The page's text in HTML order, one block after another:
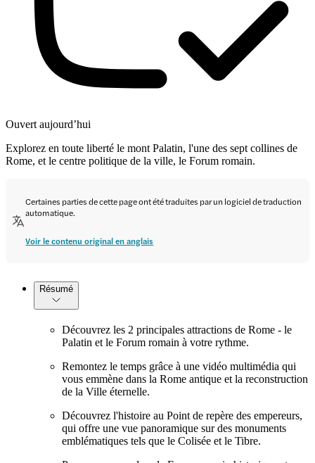
Ouvert aujourd’hui
Explorez en toute liberté le mont Palatin, l'une des sept collines de
Rome, et le centre politique de la ville, le Forum romain.
Certaines parties de cette page ont été traduites par un logiciel de traduction
automatique.
Voir le contenu original en anglais
Résumé
Découvrez les 2 principales attractions de Rome - le
Palatin et le Forum romain à votre rythme.
Remontez le temps grâce à une vidéo multimédia qui
vous emmène dans la Rome antique et la reconstruction
de la Ville éternelle.
Découvrez l'histoire au Point de repère des empereurs,
qui offre une vue panoramique sur des monuments
emblématiques tels que le Colisée et le Tibre.